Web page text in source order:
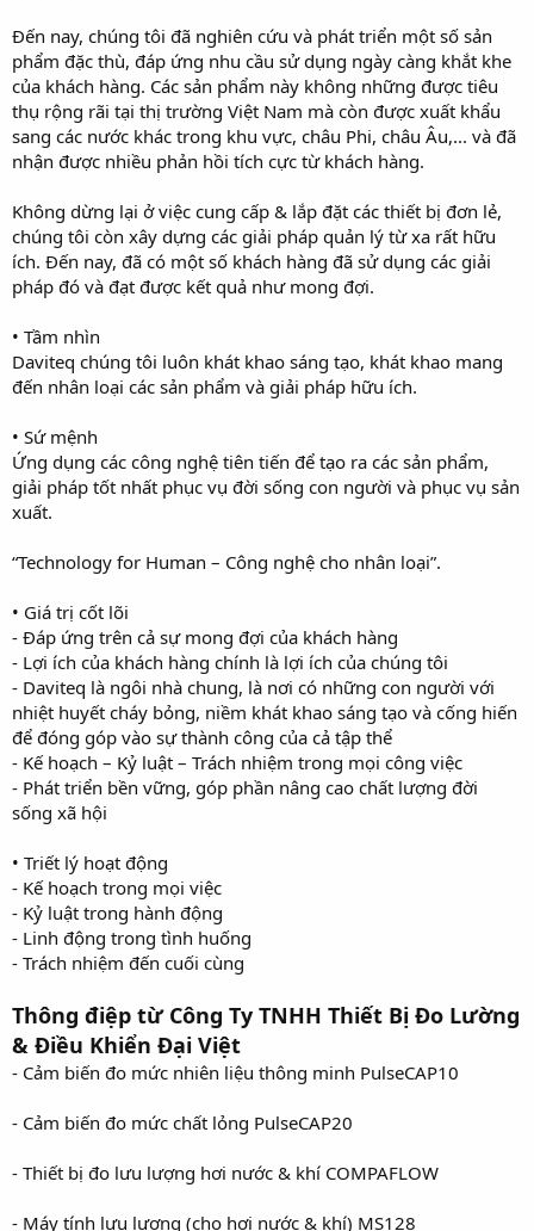
Đến nay, chúng tôi đã nghiên cứu và phát triển một số sản
phẩm đặc thù, đáp ứng nhu cầu sử dụng ngày càng khắt khe
của khách hàng. Các sản phẩm này không những được tiêu
thụ rộng rãi tại thị trường Việt Nam mà còn được xuất khẩu
sang các nước khác trong khu vực, châu Phi, châu Âu,... và đã
nhận được nhiều phản hồi tích cực từ khách hàng.
Không dừng lại ở việc cung cấp & lắp đặt các thiết bị đơn lẻ,
chúng tôi còn xây dựng các giải pháp quản lý từ xa rất hữu
ích. Đến nay, đã có một số khách hàng đã sử dụng các giải
pháp đó và đạt được kết quả như mong đợi.
• Tầm nhìn
Daviteq chúng tôi luôn khát khao sáng tạo, khát khao mang
đến nhân loại các sản phẩm và giải pháp hữu ích.
• Sứ mệnh
Ứng dụng các công nghệ tiên tiến để tạo ra các sản phẩm,
giải pháp tốt nhất phục vụ đời sống con người và phục vụ sản
xuất.
“Technology for Human – Công nghệ cho nhân loại”.
• Giá trị cốt lõi
- Đáp ứng trên cả sự mong đợi của khách hàng
- Lợi ích của khách hàng chính là lợi ích của chúng tôi
- Daviteq là ngôi nhà chung, là nơi có những con người với
nhiệt huyết cháy bỏng, niềm khát khao sáng tạo và cống hiến
để đóng góp vào sự thành công của cả tập thể
- Kế hoạch – Kỷ luật – Trách nhiệm trong mọi công việc
- Phát triển bền vững, góp phần nâng cao chất lượng đời
sống xã hội
• Triết lý hoạt động
- Kế hoạch trong mọi việc
- Kỷ luật trong hành động
- Linh động trong tình huống
- Trách nhiệm đến cuối cùng
Thông điệp từ Công Ty TNHH Thiết Bị Đo Lường
& Điều Khiển Đại Việt
- Cảm biến đo mức nhiên liệu thông minh PulseCAP10
- Cảm biến đo mức chất lỏng PulseCAP20
- Thiết bị đo lưu lượng hơi nước & khí COMPAFLOW
- Máy tính lưu lượng (cho hơi nước & khí) MS128